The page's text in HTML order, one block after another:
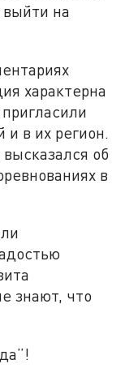
выйти на
характерна
в их регион.
об
в
знают, что